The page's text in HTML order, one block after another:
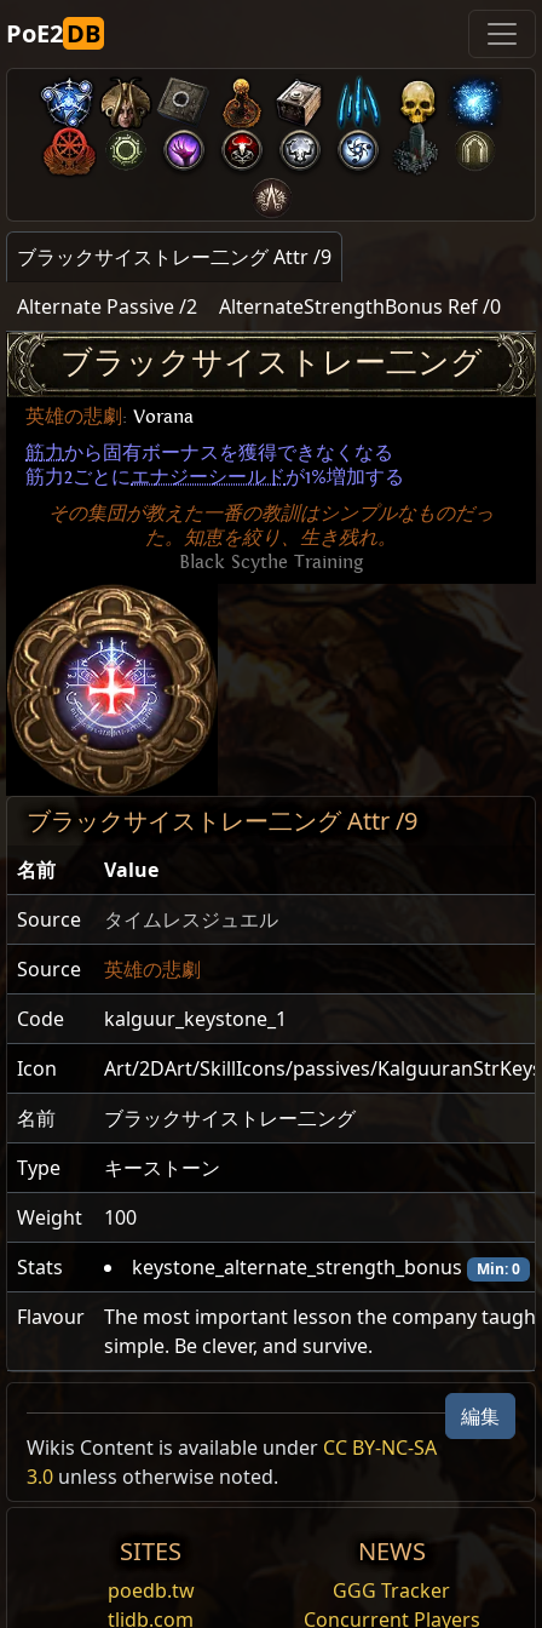
PoE2DB
ブラックサイストレー二ング Attr /9
Alternate Passive /2
AlternateStrengthBonus Ref /0
ブラックサイストレー二ング
英雄の悲劇 : Vorana
筋力から固有ボーナスを獲得できなくなる
筋力2ごとにエナジーシールドが1%増加する
その集団が教えた一番の教訓はシンプルなものだっ
た。知恵を絞り、生き残れ。
Black Scythe Training
ブラックサイストレー二ング Attr /9
名前
Value
Source
タイムレスジュエル
Source
英雄の悲劇
Code
kalguur_keystone_1
Icon
Art/2DArt/SkillIcons/passives/
名前
ブラックサイストレー二ング
Type
キーストーン
Weight
100
Stats
keystone_alternate_strength_bonus Min: 0
Flavour
The most important lesson the company
simple. Be clever, and survive.
Faction キーストーン
Vorana:ブラックサイストレー二ング
市集/Trade
Medved:
サーキュラーティーチング
市集/Trade
ブラックサイストレーニング
筋力から固有ボーナスを得られなくなる。
編集
Wikis Content is available under CC BY-NC-SA
3.0 unless otherwise noted.
SITES
poedb.tw
tlidb.com
NEWS
GGG Tracker
Concurrent Players